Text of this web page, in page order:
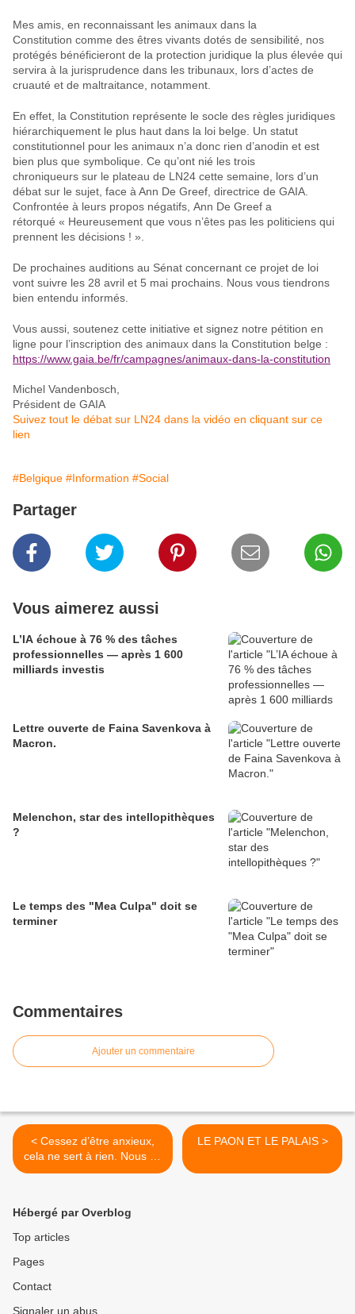
Mes amis, en reconnaissant les animaux dans la
Constitution comme des êtres vivants dotés de sensibilité , nos
protégés bénéficieront de la protection juridique la plus élevée qui
servira à la jurisprudence dans les tribunaux, lors d’actes de
cruauté et de maltraitance, notamment.
En effet, la Constitution représente le socle des règles juridiques
hiérarchiquement le plus haut dans la loi belge. Un statut
constitutionnel pour les animaux n’a donc rien d’anodin et est
bien plus que symbolique. Ce qu’ont nié les trois
chroniqueurs sur le plateau de LN24 cette semaine, lors d’un
débat sur le sujet, face à Ann De Greef, directrice de GAIA.
Confrontée à leurs propos négatifs, Ann De Greef a
rétorqué « Heureusement que vous n’êtes pas les politiciens qui
prennent les décisions ! ».
De prochaines auditions au Sénat concernant ce projet de loi
vont suivre les 28 avril et 5 mai prochains. Nous vous tiendrons
bien entendu informés.
Vous aussi, soutenez cette initiative et signez notre pétition en
ligne pour l’inscription des animaux dans la Constitution belge :
https://www.gaia.be/fr/campagnes/animaux-dans-la-constitution
Michel Vandenbosch,
Président de GAIA
Suivez tout le débat sur LN24 dans la vidéo en cliquant sur ce
lien
#Belgique #Information #Social
Partager
Vous aimerez aussi
L’IA échoue à 76 % des tâches
professionnelles — après 1 600
milliards investis
Lettre ouverte de Faina Savenkova à
Macron.
Melenchon, star des intellopithèques
?
Le temps des "Mea Culpa" doit se
terminer
Commentaires
Ajouter un commentaire
< Cessez d’être anxieux,
cela ne sert à rien. Nous ne
sauverons JAMAIS le climat
LE PAON ET LE PALAIS >
Hébergé par Overblog
Top articles
Pages
Contact
Signaler un abus